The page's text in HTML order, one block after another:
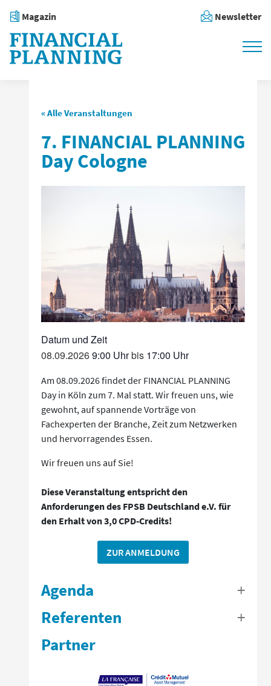
Magazin Newsletter
« Alle Veranstaltungen
7. FINANCIAL PLANNING
Day Cologne
08.09.20269:00 bis 17:00
Am 08.09.2026 findet der FINANCIAL PLANNING
Day in Köln zum 7. Mal statt. Wir freuen uns, wie
gewohnt, auf spannende Vorträge von
Fachexperten der Branche, Zeit zum Netzwerken
und hervorragendes Essen.
Wir freuen uns auf Sie!
Diese Veranstaltung entspricht den
Anforderungen des FPSB Deutschland e.V. für
den Erhalt von 3,0 CPD-Credits!
ZUR ANMELDUNG
Agenda
Referenten
Partner